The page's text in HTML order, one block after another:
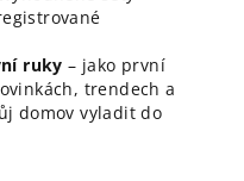
ruky – jako první
trendech a
domov vyladit do